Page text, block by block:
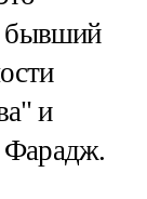
бывший
и